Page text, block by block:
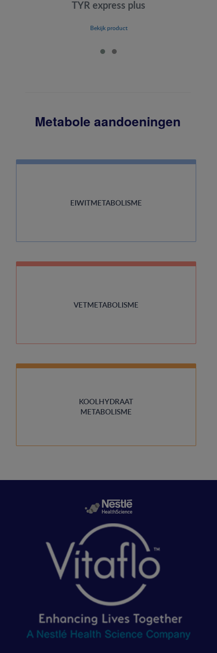
TYR express plus
Bekijk product
Metabole aandoeningen
EIWITMETABOLISME
VETMETABOLISME
KOOLHYDRAAT
METABOLISME